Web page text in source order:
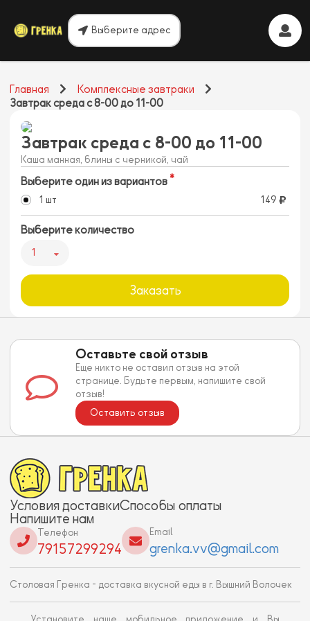
Выберите адрес
Главная
Комплексные завтраки
Завтрак среда с 8-00 до 11-00
Завтрак среда с 8-00 до 11-00
Каша манная, блины с черникой, чай
Выберите один из вариантов
1 шт 149
Выберите количество
1
Заказать
Оставьте свой отзыв
Еще никто не оставил отзыв на этой
странице. Будьте первым, напишите свой
отзыв!
Оставить отзыв
Условия доставкиСпособы оплаты
Напишите нам
Телефон
79157299294
Email
grenka.vv@gmail.com
Столовая Гренка - доставка вкусной еды в г. Вышний Волочек